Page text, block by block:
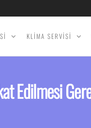
KLİMA SERVİSİ
Edilmesi